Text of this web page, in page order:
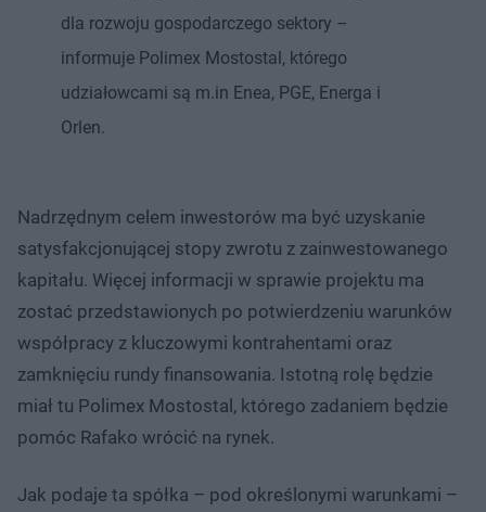
dla rozwoju gospodarczego sektory –
informuje Polimex Mostostal, którego
udziałowcami są m.in Enea, PGE, Energa i
Orlen.
Nadrzędnym celem inwestorów ma być uzyskanie
satysfakcjonującej stopy zwrotu z zainwestowanego
kapitału. Więcej informacji w sprawie projektu ma
zostać przedstawionych po potwierdzeniu warunków
współpracy z kluczowymi kontrahentami oraz
zamknięciu rundy finansowania. Istotną rolę będzie
miał tu Polimex Mostostal, którego zadaniem będzie
pomóc Rafako wrócić na rynek.
Jak podaje ta spółka – pod określonymi warunkami –